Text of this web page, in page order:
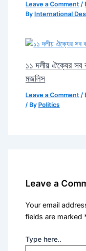
Leave a Comment /
By International
১১ দলীয় ঐক্যের সব
মজলিস
Leave a Comment /
/ By Politics
Leave a
Your email
fields are marked
Type here..